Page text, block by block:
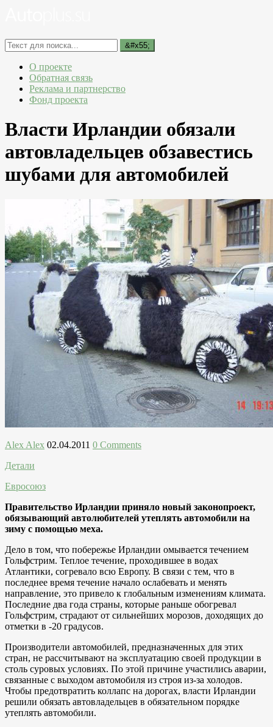
О проекте
Обратная связь
Реклама и партнерство
Фонд проекта
Власти Ирландии обязали
автовладельцев обзавестись
шубами для автомобилей
Alex Alex 02.04.2011 0 Comments
Детали
Евросоюз
Правительство Ирландии приняло новый законопроект,
обязывающий автолюбителей утеплять автомобили на
зиму с помощью меха.
Дело в том, что побережье Ирландии омывается течением
Гольфстрим. Теплое течение, проходившее в водах
Атлантики, согревало всю Европу. В связи с тем, что в
последнее время течение начало ослабевать и менять
направление, это привело к глобальным изменениям климата.
Последние два года страны, которые раньше обогревал
Гольфстрим, страдают от сильнейших морозов, доходящих до
отметки в -20 градусов.
Производители автомобилей, предназначенных для этих
стран, не рассчитывают на эксплуатацию своей продукции в
столь суровых условиях. По этой причине участились аварии,
связанные с выходом автомобиля из строя из-за холодов.
Чтобы предотвратить коллапс на дорогах, власти Ирландии
решили обязать автовладельцев в обязательном порядке
утеплять автомобили.